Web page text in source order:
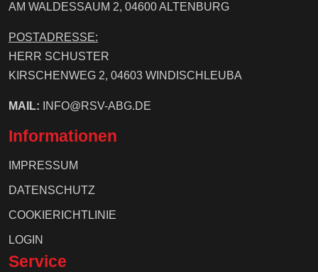
AM WALDESSAUM 2, 04600 ALTENBURG
POSTADRESSE:
HERR SCHUSTER
KIRSCHENWEG 2, 04603 WINDISCHLEUBA
MAIL: INFO@RSV-ABG.DE
Informationen
IMPRESSUM
DATENSCHUTZ
COOKIERICHTLINIE
LOGIN
Service